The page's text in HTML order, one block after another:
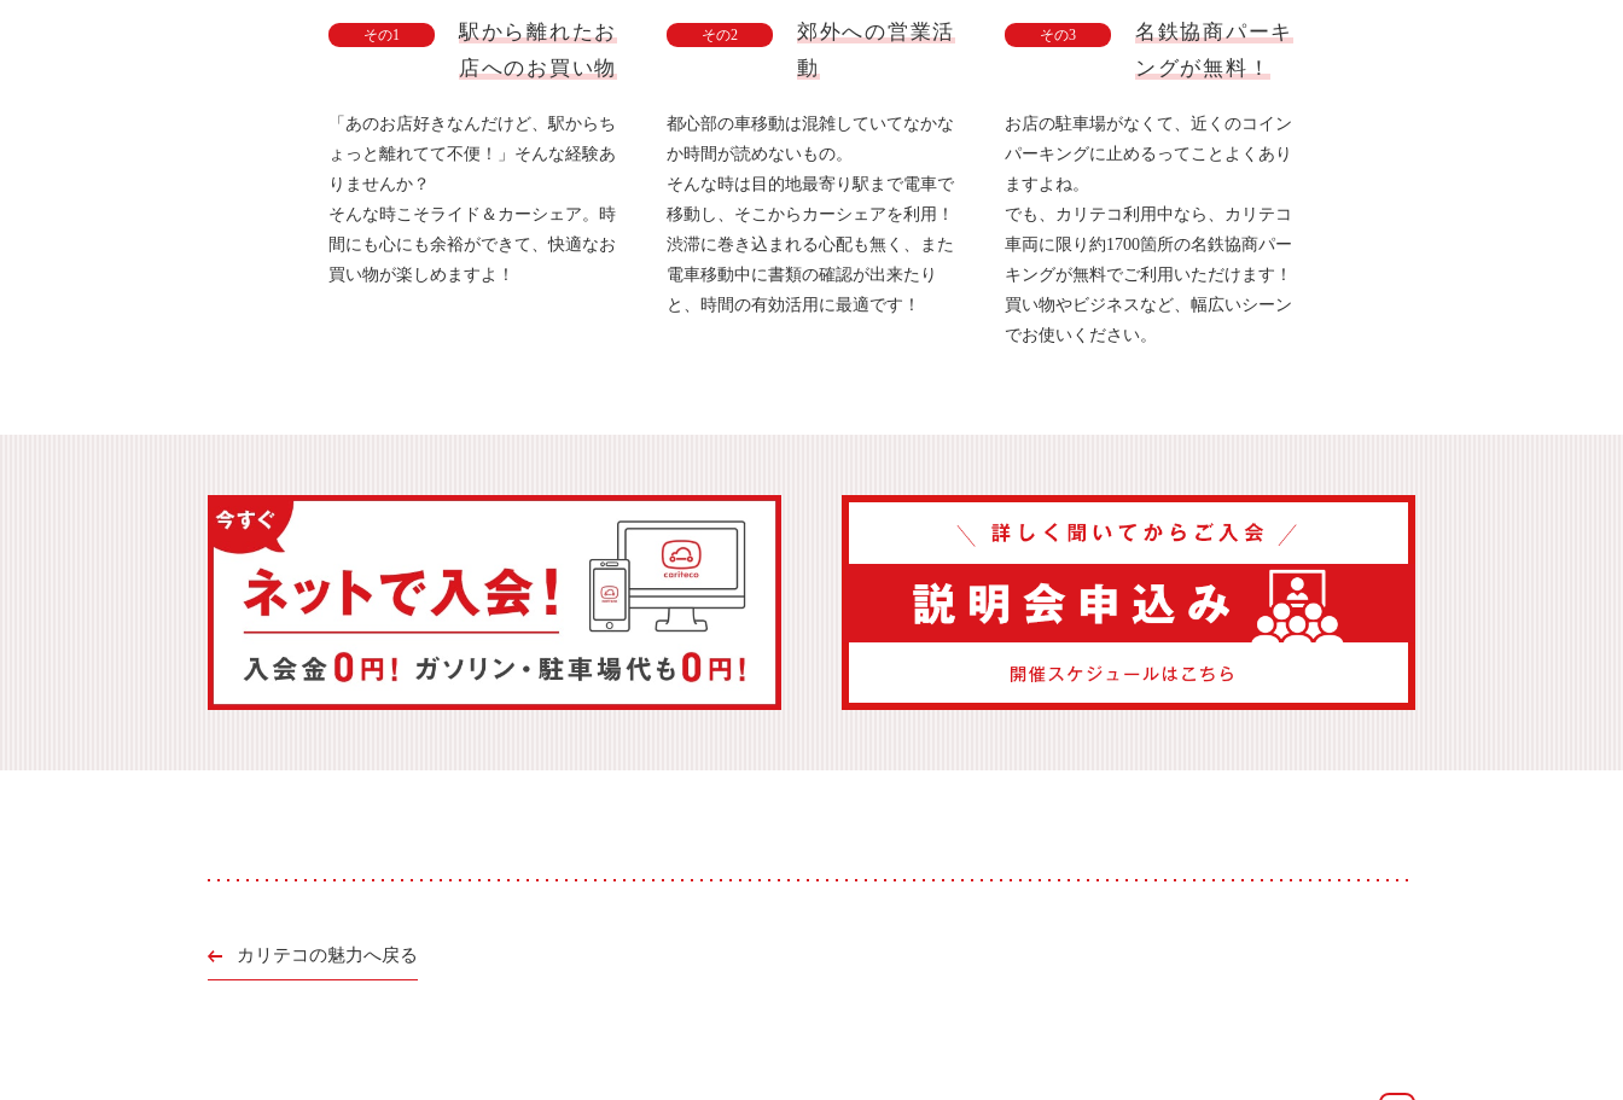
その1
駅から離れたお
店へのお買い物
「あのお店好きなんだけど、駅からち
ょっと離れてて不便 ！」そんな経験あ
りませんか ？
そんな時こそライド ＆カーシェア。時
間にも心にも余裕ができて、快適なお
買い物が楽しめますよ ！
その2
郊外への営業活
動
都心部の車移動は混雑していてなかな
か時間が読めないもの。
そんな時は目的地最寄り駅まで電車で
移動し 、そこからカーシェアを利用 ！
渋滞に巻き込まれる心配も無く 、また
電車移動中に書類の確認が出来たり
と 、時間の有効活用に最適です！
その3
名鉄協商パーキ
ングが無料！
お店の駐車場がなくて、近くのコイン
パーキングに止めるってことよくあり
ますよね。
でも、カリテコ利用中なら、カリテコ
車両に限り約1700箇所の名鉄協商パー
キングが無料でご利用いただけます ！
買い物やビジネスなど、幅広いシーン
でお使いください。
カリテコの魅力へ戻る